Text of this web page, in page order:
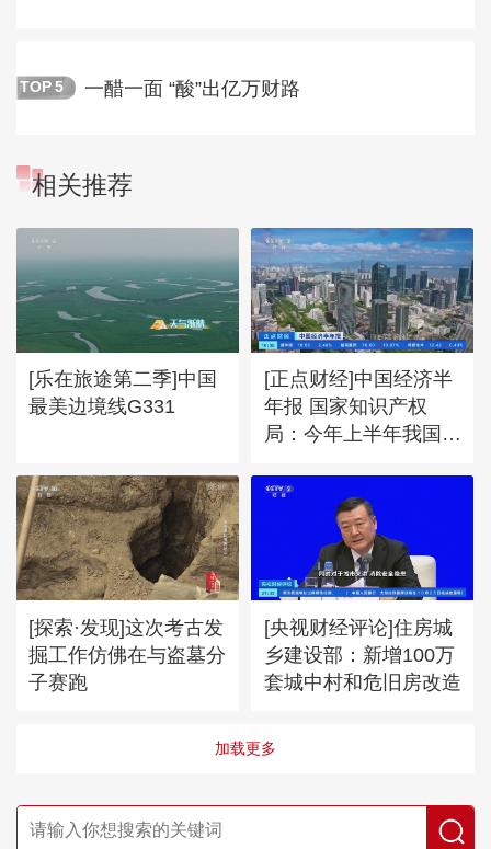
TOP 5 一醋一面 “酸”出亿万财路
相关推荐
[乐在旅途第二季]中国
最美边境线G331
[正点财经]中国经济半
年报 国家知识产权
局：今年上半年我国共
[探索·发现]这次考古发
掘工作仿佛在与盗墓分
子赛跑
[央视财经评论]住房城
乡建设部：新增100万
套城中村和危旧房改造
加载更多